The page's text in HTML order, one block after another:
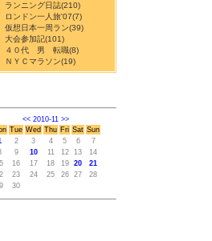
ランニング日誌(210)
ロンドン一人旅'07(7)
仮想日本一周ラン(39)
大会参加記(101)
４０代 男 転職(8)
ＮＹＣマラソン(19)
<< 2010-11 >>
Tue Wed Thu Fri Sat Sun
2 3 4 5 6
7
9 10 11 12 13
14
16 17 18 19 20
21
23 24 25 26 27
28
30